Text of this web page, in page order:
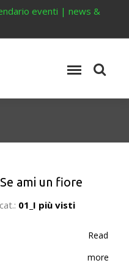
eventi |news &
ami un fiore
01_I più visti
Read
more